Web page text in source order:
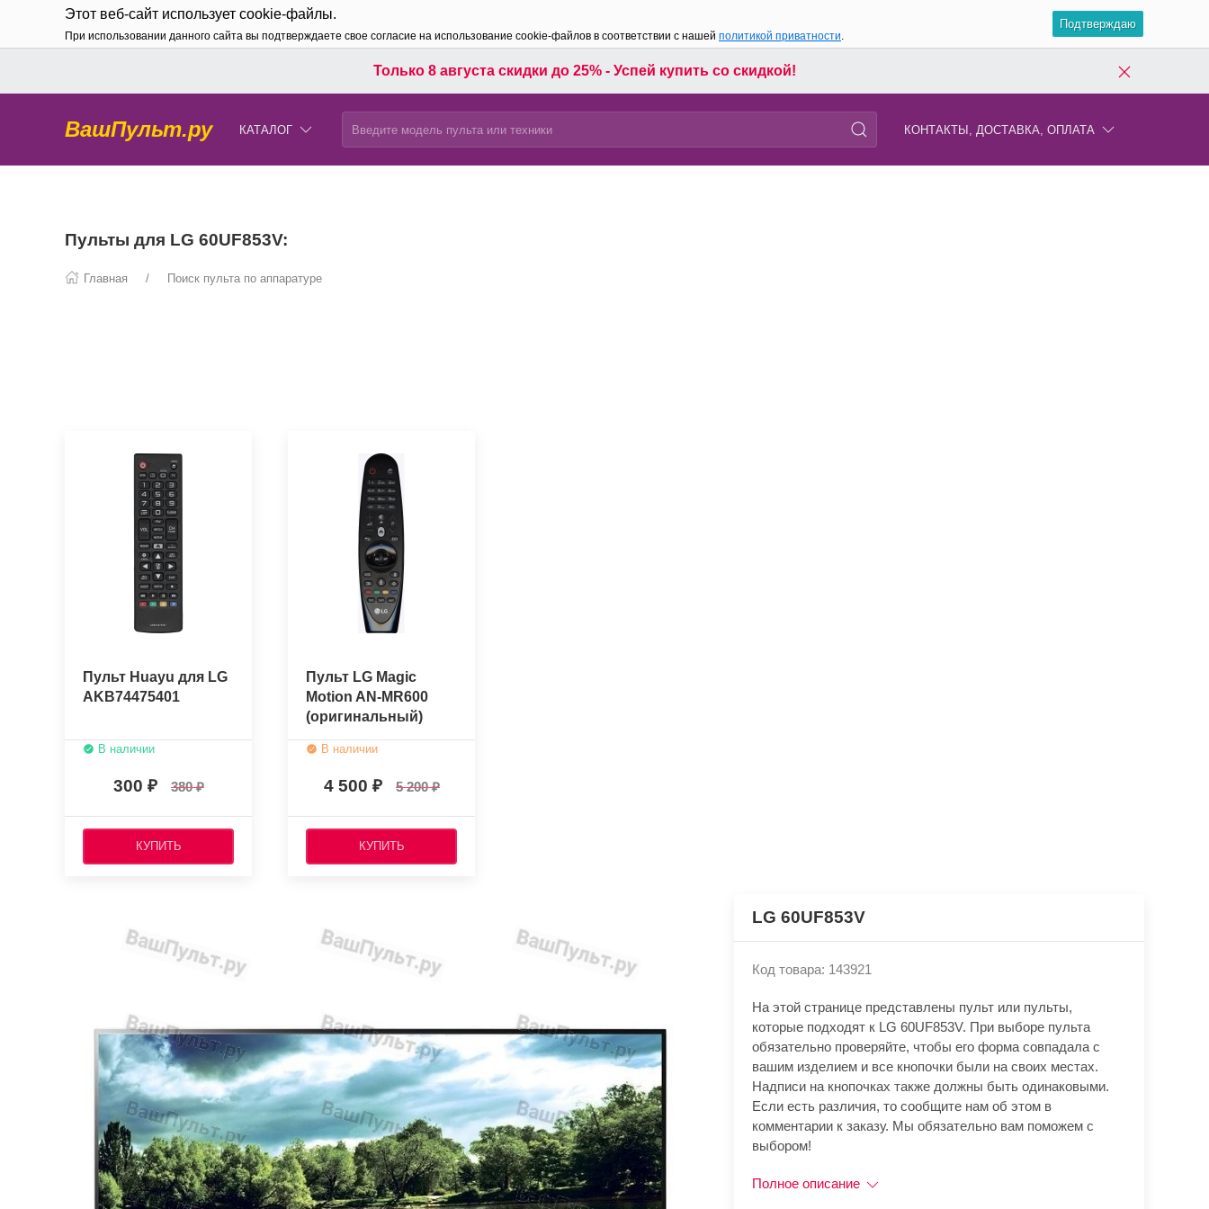
Этот веб-сайт использует cookie-файлы.
При использовании данного сайта вы подтверждаете свое согласие на использование cookie-файлов в соответствии с нашей политикой приватности.
Подтверждаю
Только 8 августа скидки до 25% - Успей купить со скидкой!
ВашПульт.ру КАТАЛОГ КОНТАКТЫ, ДОСТАВКА, ОПЛАТА
Пульты для LG 60UF853V:
Главная Поиск пульта по аппаратуре
Пульт Huayu для LG
AKB74475401
В наличии
300 380
КУПИТЬ
Пульт LG Magic
Motion AN-MR600
(оригинальный)
В наличии
4 500 5 200
КУПИТЬ
LG 60UF853V
Код товара: 143921
На этой странице представлены пульт или пульты,
которые подходят к LG 60UF853V. При выборе пульта
обязательно проверяйте, чтобы его форма совпадала с
вашим изделием и все кнопочки были на своих местах.
Надписи на кнопочках также должны быть одинаковыми.
Если есть различия, то сообщите нам об этом в
комментарии к заказу. Мы обязательно вам поможем с
выбором!
Полное описание